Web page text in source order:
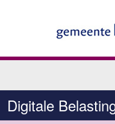
Digitale